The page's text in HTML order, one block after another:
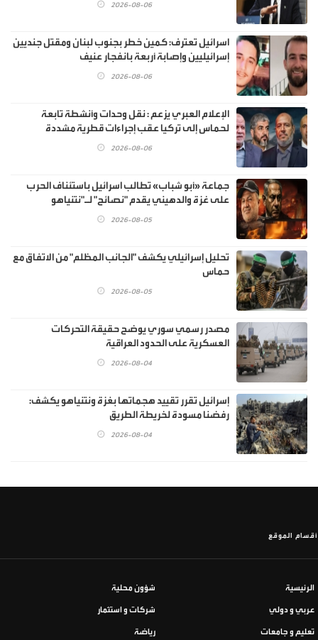
2026-08-06
اسرائيل تعترف: كمين خطر بجنوب لبنان ومقتل جنديين
إسرائيليين وإصابة أربعة بانفجار عنيف
2026-08-06
الإعلام العبري يزعم : نقل وحدات وأنشطة تابعة
لحماس إلى تركيا عقب إجراءات قطرية مشددة
2026-08-06
جماعة «أبو شباب» تطالب اسرائيل باستئناف الحرب
على غزة والدهيني يقدم "نصائح" لـ"نتنياهو
2026-08-05
تحليل إسرائيلي يكشف "الجانب المظلم" من الاتفاق مع
حماس
2026-08-05
مصدر رسمي سوري يوضح حقيقة التحركات
العسكرية على الحدود العراقية
2026-08-04
إسرائيل تقرر تقييد هجماتها بغزة ونتنياهو يكشف:
رفضنا مسودة لخريطة الطريق
2026-08-04
أقسام الموقع
الرئيسية شؤون محلية
عربي و دولي شركات و استثمار
تعليم و جامعات رياضة